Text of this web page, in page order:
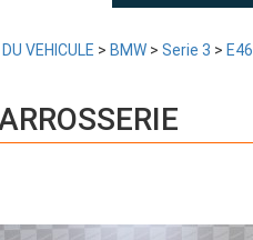
VEHICULE > BMW > Serie 3 > E46